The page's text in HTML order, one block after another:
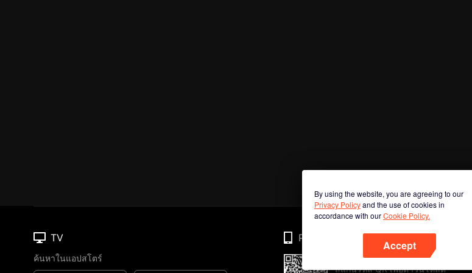
By using the website, you are agreeing to our
Privacy Policyand the use of cookies in
accordance with ourCookie Policy.
Accept
TV
ค้นหาในแอปสโตร์
Phone
สแกนรหัส QR เพื่อดาวน์โหลด